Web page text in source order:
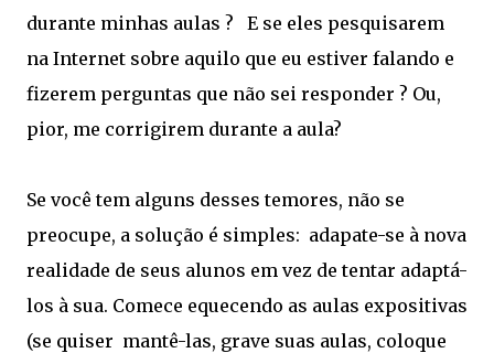
durante minhas aulas ? E se eles pesquisarem
na Internet sobre aquilo que eu estiver falando e
fizerem perguntas que não sei responder ? Ou,
pior, me corrigirem durante a aula?
Se você tem alguns desses temores, não se
preocupe, a solução é simples: adapate-se à nova
realidade de seus alunos em vez de tentar adaptá-
los à sua. Comece equecendo as aulas expositivas
(se quiser mantê-las, grave suas aulas, coloque